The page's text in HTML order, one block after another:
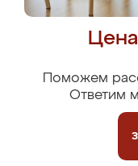
Поможем
Ответим